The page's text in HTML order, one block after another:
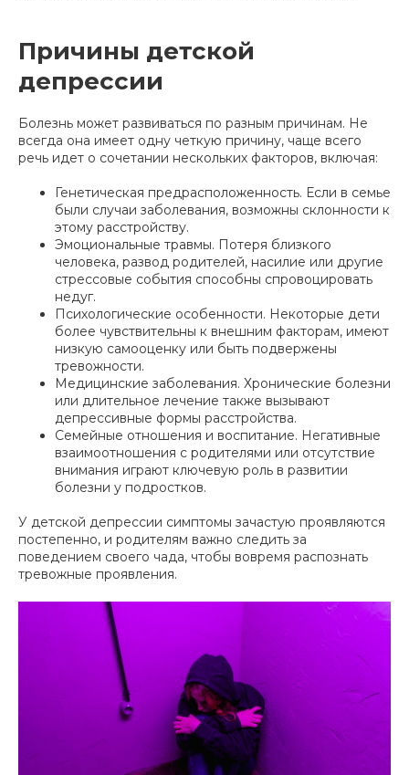
Причины детской
депрессии
Болезнь может развиваться по разным причинам. Не
всегда она имеет одну четкую причину, чаще всего
речь идет о сочетании нескольких факторов, включая:
Генетическая предрасположенность. Если в семье
были случаи заболевания, возможны склонности к
этому расстройству.
Эмоциональные травмы. Потеря близкого
человека, развод родителей, насилие или другие
стрессовые события способны спровоцировать
недуг.
Психологические особенности. Некоторые дети
более чувствительны к внешним факторам, имеют
низкую самооценку или быть подвержены
тревожности.
Медицинские заболевания. Хронические болезни
или длительное лечение также вызывают
депрессивные формы расстройства.
Семейные отношения и воспитание. Негативные
взаимоотношения с родителями или отсутствие
внимания играют ключевую роль в развитии
болезни у подростков.
У детской депрессии симптомы зачастую проявляются
постепенно, и родителям важно следить за
поведением своего чада, чтобы вовремя распознать
тревожные проявления.